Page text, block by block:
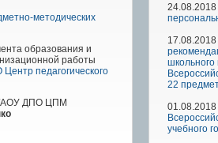
методических
образования и
работы
педагогического
ДПО ЦПМ
24.08.2018
17.08.2018
школьного
22
01.08.2018
учебного